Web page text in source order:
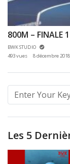
BWK STUDIO
493 vues
8 décembre 2018
Les 5